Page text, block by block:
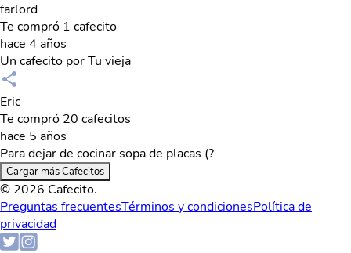
farlord
Te compró 1 cafecito
hace 4 años
Un cafecito por Tu vieja
Eric
Te compró 20 cafecitos
hace 5 años
Para dejar de cocinar sopa de placas (?
Cargar más Cafecitos
© 2026 Cafecito.
Preguntas frecuentesTérminos y condicionesPolítica de
privacidad